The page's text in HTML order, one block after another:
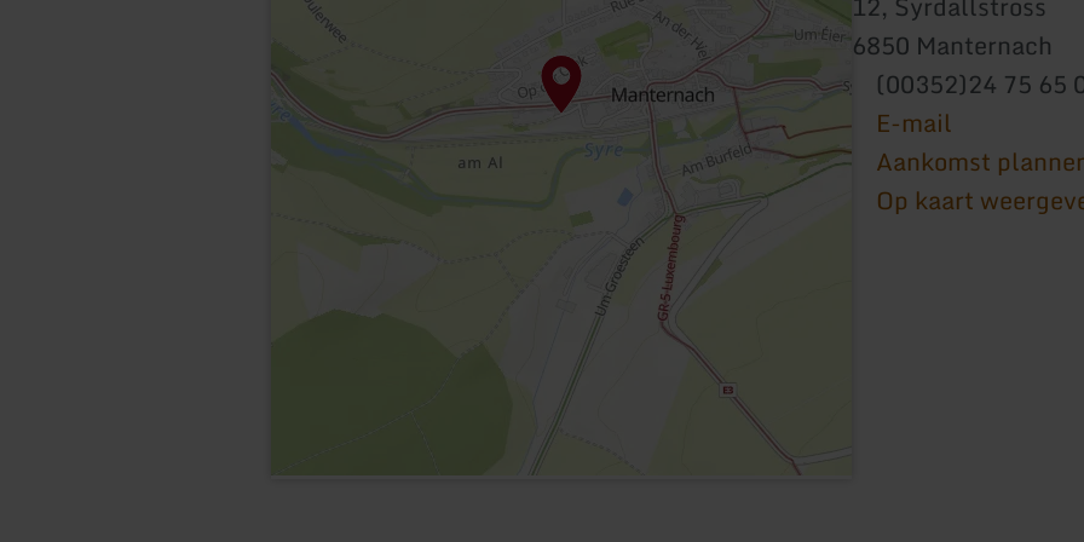
6850 Manternach
(00352)24 75 65
E-mail
Aankomst
Op kaart